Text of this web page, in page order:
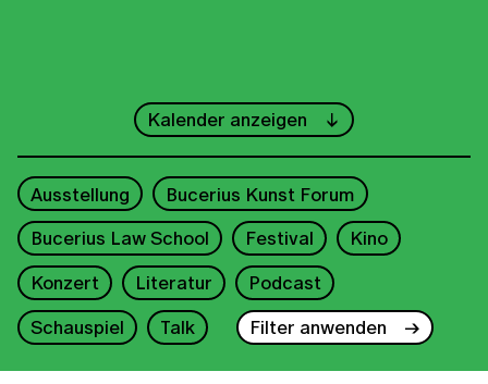
August
1
4
5 6 7 8 9
11
12 13 14 15
18
19 20 21 22 23
24
25
26 27 28 29 30
31
Kalender anzeigen
Ausstellung
Bucerius Kunst Forum
Bucerius Law School
Festival
Kino
Konzert
Literatur
Podcast
Schauspiel
Talk Filter anwenden